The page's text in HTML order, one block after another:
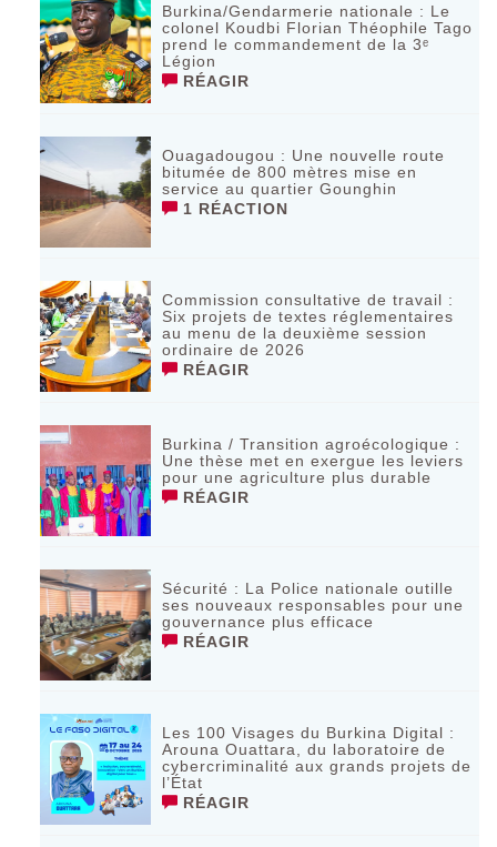
Burkina/Gendarmerie nationale : Le
colonel Koudbi Florian Théophile Tago
prend le commandement de la 3ᵉ
Légion
RÉAGIR
Ouagadougou : Une nouvelle route
bitumée de 800 mètres mise en
service au quartier Gounghin
1 RÉACTION
Commission consultative de travail :
Six projets de textes réglementaires
au menu de la deuxième session
ordinaire de 2026
RÉAGIR
Burkina / Transition agroécologique :
Une thèse met en exergue les leviers
pour une agriculture plus durable
RÉAGIR
Sécurité : La Police nationale outille
ses nouveaux responsables pour une
gouvernance plus efficace
RÉAGIR
Les 100 Visages du Burkina Digital :
Arouna Ouattara, du laboratoire de
cybercriminalité aux grands projets de
l’État
RÉAGIR